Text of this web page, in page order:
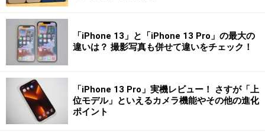
「iPhone 13」と「iPhone 13 Pro」の最大の
違いは？ 撮影写真も併せて違いをチェック！
「iPhone 13 Pro」実機レビュー！ さすが「上
位モデル」といえるカメラ機能やその他の進化
ポイント